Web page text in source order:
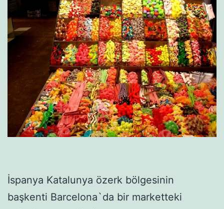
İspanya Katalunya özerk bölgesinin
başkenti Barcelona`da bir marketteki